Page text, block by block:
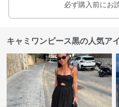
必ず購入前にお
キャミワンピース黒の人気ア